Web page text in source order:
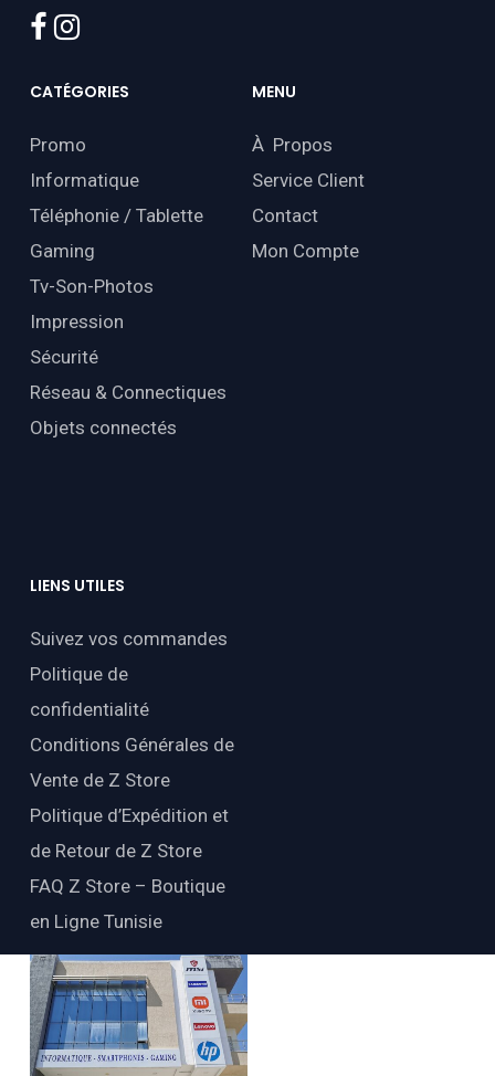
facebook
instagram
CATÉGORIES
Promo
Informatique
Téléphonie / Tablette
Gaming
Tv-Son-Photos
Impression
Sécurité
Réseau & Connectiques
Objets connectés
MENU
À Propos
Service Client
Contact
Mon Compte
LIENS UTILES
Suivez vos commandes
Politique de
confidentialité
Conditions Générales de
Vente de Z Store
Politique d’Expédition et
de Retour de Z Store
FAQ Z Store – Boutique
en Ligne Tunisie